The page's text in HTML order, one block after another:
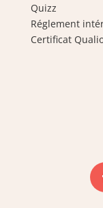
Quizz
Réglement
Certificat